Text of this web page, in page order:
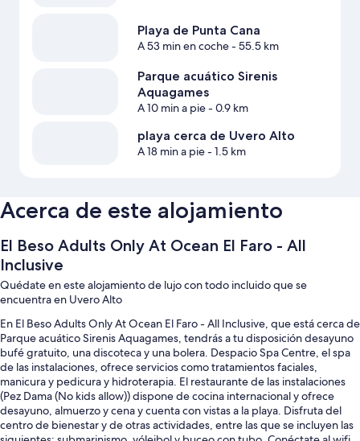
Playa de Punta Cana
A 53 min en coche- 55.5 km
Parque acuático Sirenis
Aquagames
A 10 min a pie- 0.9 km
playa cerca de Uvero Alto
A 18 min a pie- 1.5 km
Acerca de este alojamiento
El Beso Adults Only At Ocean El Faro - All
Inclusive
Quédate en este alojamiento de lujo con todo incluido que se
encuentra en Uvero Alto
En El Beso Adults Only At Ocean El Faro - All Inclusive, que está cerca de
Parque acuático Sirenis Aquagames, tendrás a tu disposición desayuno
bufé gratuito, una discoteca y una bolera. Despacio Spa Centre, el spa
de las instalaciones, ofrece servicios como tratamientos faciales,
manicura y pedicura y hidroterapia. El restaurante de las instalaciones
(Pez Dama (No kids allow)) dispone de cocina internacional y ofrece
desayuno, almuerzo y cena y cuenta con vistas a la playa. Disfruta del
centro de bienestar y de otras actividades, entre las que se incluyen las